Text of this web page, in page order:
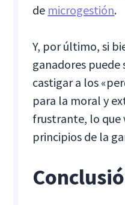
de microgestión.
Y, por último, si
ganadores puede
castigar a los
para la moral y
frustrante, lo que
principios de la